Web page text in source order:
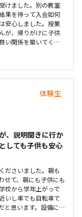
けました。別の教室
果を待って入会如何
安心しました。授業
が、帰りがけに子供
い関係を築いてくれ
ミングだけでなく、
ます。親が待機した
心配があるので。自
中の一部のスペース
で他に比べれば少し
入が無いからか
教えてくれたので良
っくり検討できるの
体験生
、説明聞きに行か
しても子供も安心
ださいました。親も
せて、親にも子供にも
校から学年上がっで
いし車でも自転車で
と思います。設備には